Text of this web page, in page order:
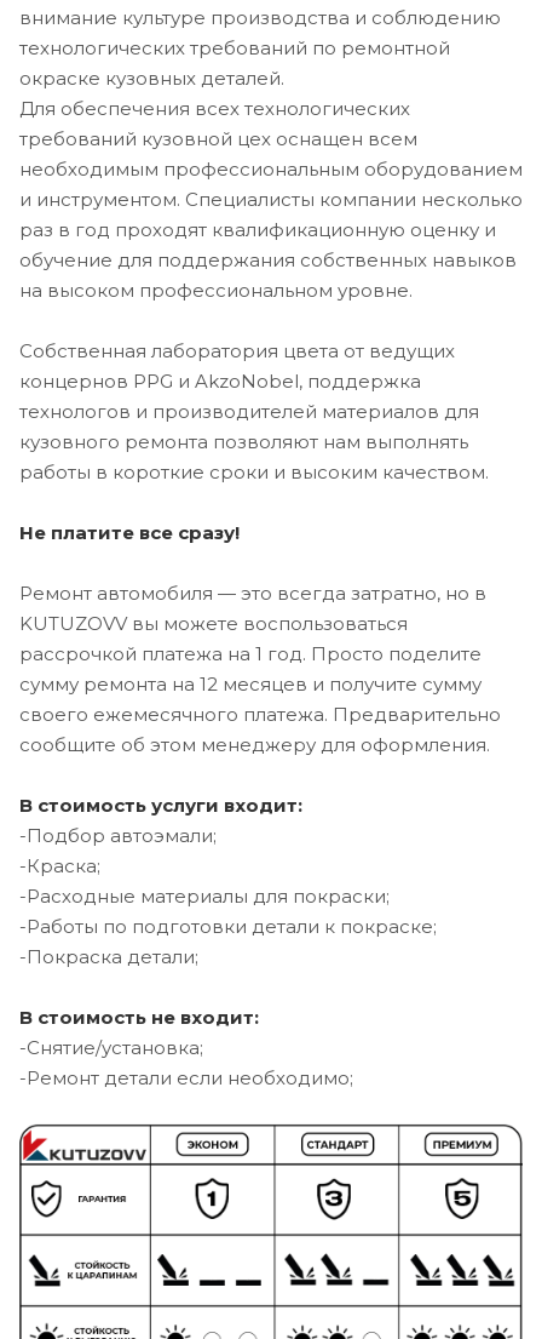
внимание культуре производства и соблюдению
технологических требований по ремонтной
окраске кузовных деталей.
Для обеспечения всех технологических
требований кузовной цех оснащен всем
необходимым профессиональным оборудованием
и инструментом. Специалисты компании несколько
раз в год проходят квалификационную оценку и
обучение для поддержания собственных навыков
на высоком профессиональном уровне.
Собственная лаборатория цвета от ведущих
концернов PPG и AkzoNobel, поддержка
технологов и производителей материалов для
кузовного ремонта позволяют нам выполнять
работы в короткие сроки и высоким качеством.
Не платите все сразу!
Ремонт автомобиля — это всегда затратно, но в
KUTUZOVV вы можете воспользоваться
рассрочкой платежа на 1 год. Просто поделите
сумму ремонта на 12 месяцев и получите сумму
своего ежемесячного платежа. Предварительно
сообщите об этом менеджеру для оформления.
В стоимость услуги входит:
-Подбор автоэмали;
-Краска;
-Расходные материалы для покраски;
-Работы по подготовки детали к покраске;
-Покраска детали;
В стоимость не входит:
-Снятие/установка;
-Ремонт детали если необходимо;